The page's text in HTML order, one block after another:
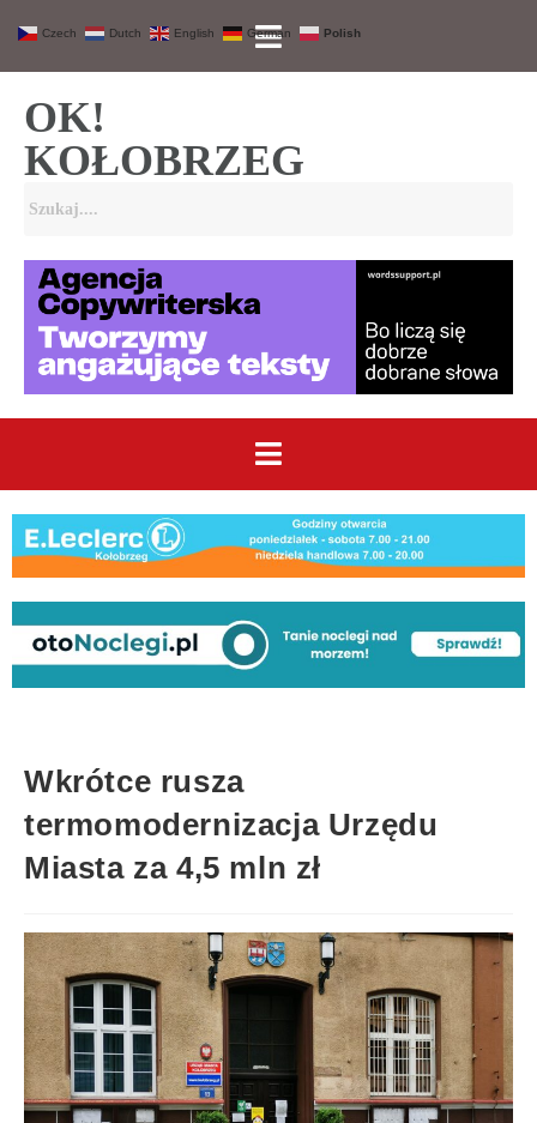
OK!
KOŁOBRZEG
Wkrótce rusza
termomodernizacja Urzędu
Miasta za 4,5 mln zł
Czech Dutch English German Polish